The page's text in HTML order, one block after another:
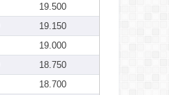
19.500
19.150
19.000
18.750
18.700